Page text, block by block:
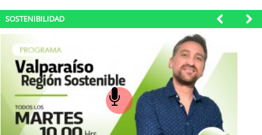
soyvaldivia
soypuertomontt
soychiloé
SOSTENIBILIDAD